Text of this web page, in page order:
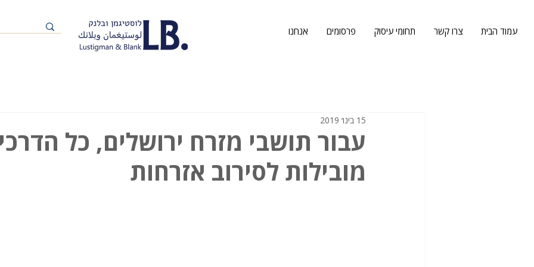
אנחנו פרסומים תחומי עיסוק צרו קשר עמוד הבית
עבור תושבי מזרח ירושלים, כל
מובילות לסירוב אזרחות
15 בינו׳ 2019